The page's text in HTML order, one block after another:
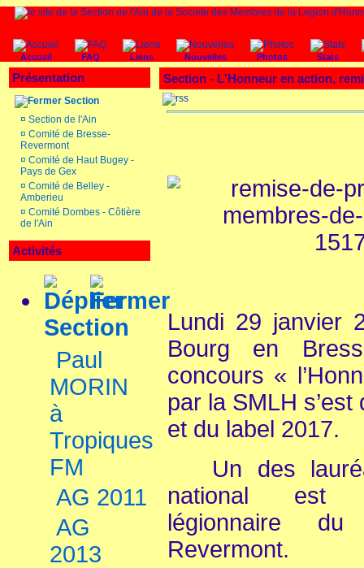
Accueil FAQ Liens Nouvelles Photos Stats
Présentation
Section
¤ Section de l'Ain
¤ Comité de Bresse-
Revermont
¤ Comité de Haut Bugey -
Pays de Gex
¤ Comité de Belley -
Amberieu
¤ Comité Dombes - Côtière
de l'Ain
Activités
Section
Paul
MORIN
à
Tropiques
FM
AG 2011
AG
2013
Section - L'Honneur en action,
Lundi 29 janvier
Bourg en
concours «
par la SMLH
et du label 2017.
Un des
national est
légionnaire
Revermont.